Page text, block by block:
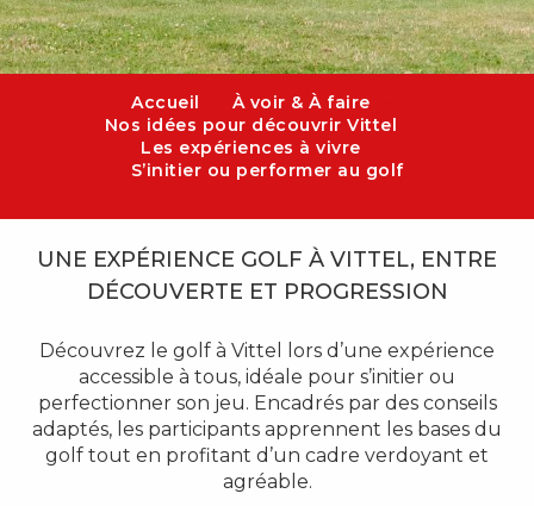
Accueil
À voir & À faire
Nos idées pour découvrir Vittel
Les expériences à vivre
S’initier ou performer au golf
UNE EXPÉRIENCE GOLF À VITTEL, ENTRE
DÉCOUVERTE ET PROGRESSION
Découvrez le golf à Vittel lors d’une expérience
accessible à tous, idéale pour s’initier ou
perfectionner son jeu. Encadrés par des conseils
adaptés, les participants apprennent les bases du
golf tout en profitant d’un cadre verdoyant et
agréable.